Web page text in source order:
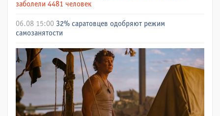
заболели 4481 человек
06.08 15:00 32% саратовцев одобряют режим
самозанятости